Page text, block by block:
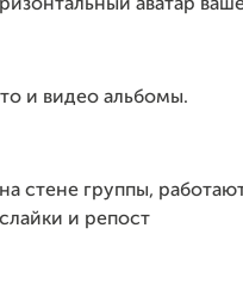
аватар
и видео альбомы.
стене группы,
и репост